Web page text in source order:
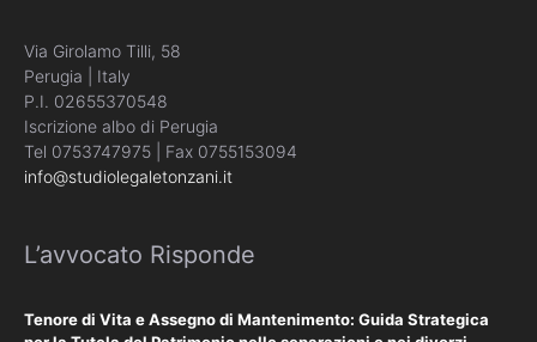
Via Girolamo Tilli, 58
Perugia | Italy
P.I. 02655370548
Iscrizione albo di Perugia
Tel 0753747975 | Fax 0755153094
info@studiolegaletonzani.it
L’avvocato Risponde
Tenore di Vita e Assegno di Mantenimento: Guida Strategica